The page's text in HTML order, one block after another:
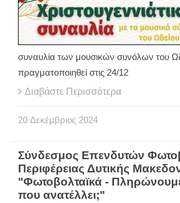
συναυλία των μουσικών συνόλων του
πραγματοποιηθεί στις 24/12
Διαβάστε Περισσότερα
20 Δεκέμβριος 2024
Σύνδεσμος Επενδυτών
Περιφέρειας Δυτικής
"Φωτοβολταϊκά -
που ανατέλλει;"